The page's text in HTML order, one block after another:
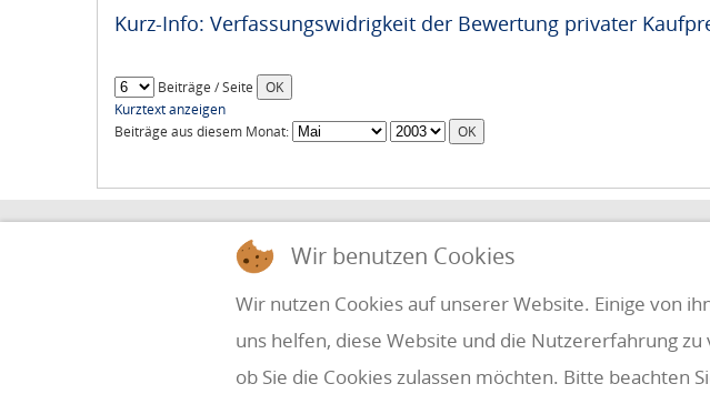
Kurz-Info: Verfassungswidrigkeit der Bewertung privater
Beiträge / Seite
Kurztext anzeigen
Beiträge aus diesem Monat:
HOLZINGER & PARTNER
STEUERBERATUNG UND WIRTSCHAFTSPRÜFUNG
office@holzinger.at
Fax: +43 7272 39 79 - 9
Wir benutzen Cookies
Wir nutzen Cookies auf unserer Website. Einige von
uns helfen, diese Website und die Nutzererfahrung
ob Sie die Cookies zulassen möchten. Bitte beachten